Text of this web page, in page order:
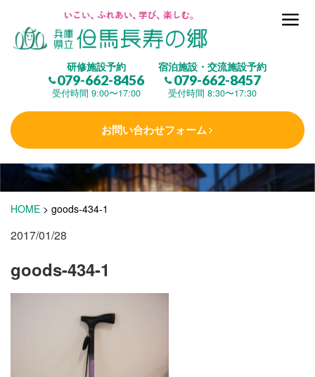
研修施設予約
079-662-8456
受付時間 9:00〜17:00
宿泊施設・交流施設予約
079-662-8457
受付時間 8:30〜17:30
お問い合わせフォーム
但馬長寿の郷とは
(研修施設)
楽しむ
学 ぶ(健康福祉)
(宿泊)
HOME > goods-434-1
2017/01/28
goods-434-1